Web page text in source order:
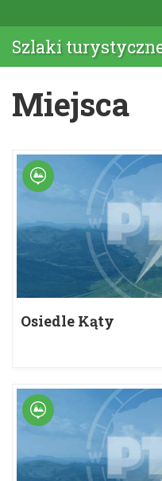
Szlaki
Miejsca
Osiedle Kąty